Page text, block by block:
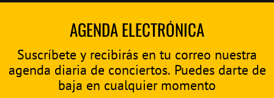
AGENDA ELECTRÓNICA
Suscríbete y recibirás en tu correo nuestra
agenda diaria de conciertos. Puedes darte de
baja en cualquier momento